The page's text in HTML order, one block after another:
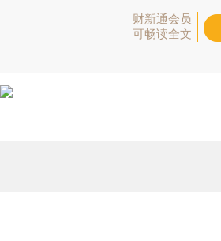
财新通会员
可畅读全文